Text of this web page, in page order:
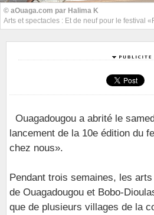
© aOuaga.com par Halima K
Arts et spectacles : Et de neuf pour le festival
Ouagadougou a abrité le
lancement de la 10e édition du
chez nous».
Pendant trois semaines, les
de Ouagadougou et Bobo-
que de plusieurs villages de la